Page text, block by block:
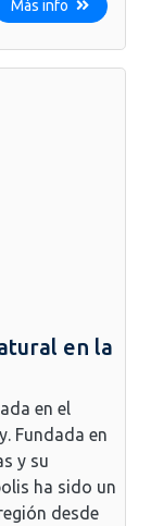
Más info
en la
en el
Fundada en
y su
ha sido un
desde